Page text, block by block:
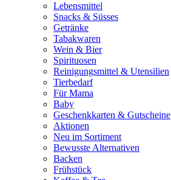
Lebensmittel
Snacks & Süsses
Getränke
Tabakwaren
Wein & Bier
Spirituosen
Reinigungsmittel & Utensilien
Tierbedarf
Für Mama
Baby
Geschenkkarten & Gutscheine
Aktionen
Neu im Sortiment
Bewusste Alternativen
Backen
Frühstück